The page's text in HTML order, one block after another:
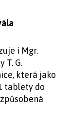
i Mgr.
T. G.
která jako
tablety do